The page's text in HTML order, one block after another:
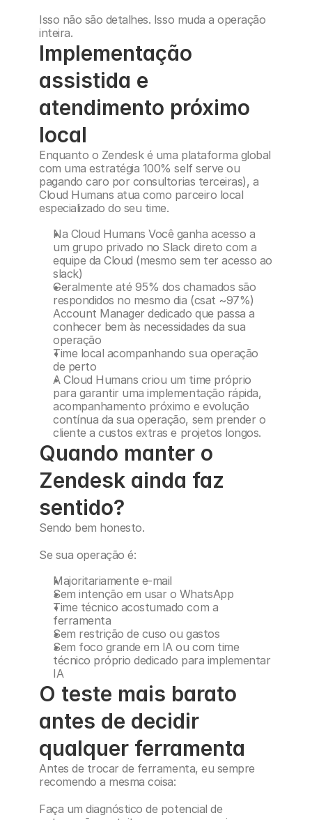
Isso não são detalhes. Isso muda a operação
inteira.
Implementação
assistida e
atendimento próximo
local
Enquanto o Zendesk é uma plataforma global
com uma estratégia 100% self serve ou
pagando caro por consultorias terceiras), a
Cloud Humans atua como parceiro local
especializado do seu time.
Na Cloud Humans Você ganha acesso a
um grupo privado no Slack direto com a
equipe da Cloud (mesmo sem ter acesso ao
slack)
Geralmente até 95% dos chamados são
respondidos no mesmo dia (csat ~97%)
Account Manager dedicado que passa a
conhecer bem às necessidades da sua
operação
Time local acompanhando sua operação
de perto
A Cloud Humans criou um time próprio
para garantir uma implementação rápida,
acompanhamento próximo e evolução
contínua da sua operação, sem prender o
cliente a custos extras e projetos longos.
Quando manter o
Zendesk ainda faz
sentido?
Sendo bem honesto.
Se sua operação é:
Majoritariamente e-mail
Sem intenção em usar o WhatsApp
Time técnico acostumado com a
ferramenta
Sem restrição de cuso ou gastos
Sem foco grande em IA ou com time
técnico próprio dedicado para implementar
IA
O teste mais barato
antes de decidir
qualquer ferramenta
Antes de trocar de ferramenta, eu sempre
recomendo a mesma coisa:
Faça um diagnóstico de potencial de